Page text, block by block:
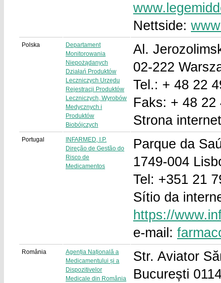
Nettside:
Polska
Departament
Monitorowania
Niepożądanych
Działań Produktów
Leczniczych Urzędu
Rejestracji Produktów
Leczniczych, Wyrobów
Medycznych i
Produktów
Biobójczych
Al.
02-222
Tel.: + 48 22
Faks: + 48 22
Strona
Portugal
INFARMED, I.P.
Direção de Gestão do
Risco de
Medicamentos
Parque da
1749-004
Tel: +351 21
Sítio da
https://
e-mail:
România
Agenția Națională a
Medicamentului și a
Dispozitivelor
Medicale din România
Str. Aviator
București